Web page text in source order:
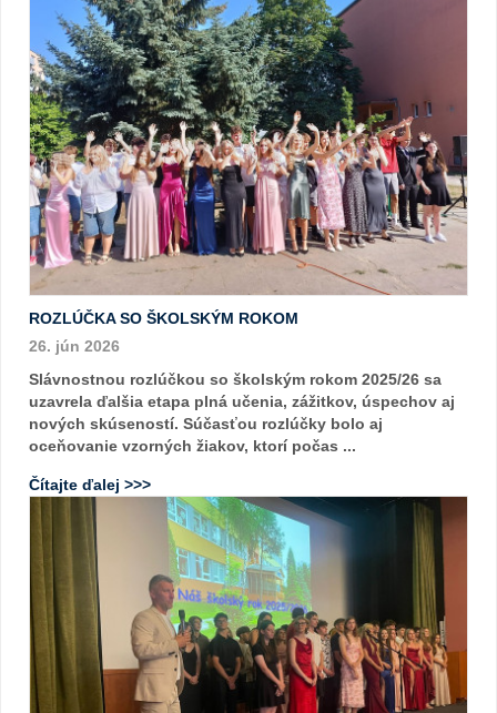
ROZLÚČKA SO ŠKOLSKÝM ROKOM
26. jún 2026
Slávnostnou rozlúčkou so školským rokom 2025/26 sa
uzavrela ďalšia etapa plná učenia, zážitkov, úspechov aj
nových skúseností. Súčasťou rozlúčky bolo aj
oceňovanie vzorných žiakov, ktorí počas ...
Čítajte ďalej >>>